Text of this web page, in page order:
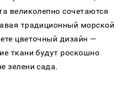
великолепно сочетаются
традиционный морской
цветочный дизайн —
ткани будут роскошно
зелени сада.